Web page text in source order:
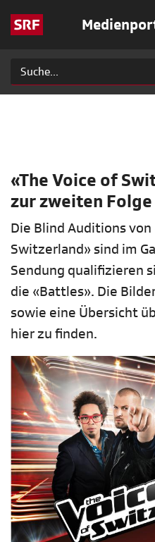
«The Voice of
zur zweiten Folge
Die Blind Auditions von
Switzerland» sind im
Sendung qualifizieren
die «Battles». Die
sowie eine Übersicht
hier zu finden.